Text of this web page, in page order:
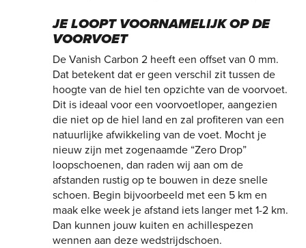
JE LOOPT VOORNAMELIJK OP DE
VOORVOET
De Vanish Carbon 2 heeft een offset van 0 mm.
Dat betekent dat er geen verschil zit tussen de
hoogte van de hiel ten opzichte van de voorvoet.
Dit is ideaal voor een voorvoetloper, aangezien
die niet op de hiel land en zal profiteren van een
natuurlijke afwikkeling van de voet. Mocht je
nieuw zijn met zogenaamde “Zero Drop”
loopschoenen, dan raden wij aan om de
afstanden rustig op te bouwen in deze snelle
schoen. Begin bijvoorbeeld met een 5 km en
maak elke week je afstand iets langer met 1-2 km.
Dan kunnen jouw kuiten en achillespezen
wennen aan deze wedstrijdschoen.